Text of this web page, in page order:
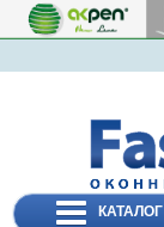
КАТАЛОГ